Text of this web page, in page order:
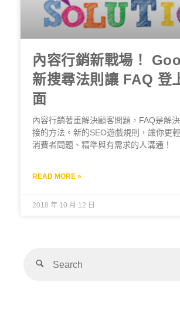
內容行銷新戰場！
新搜尋法則讓 FAQ 登
面
內容行銷著重解決顧客問題，FAQ是解
接的方法。新的SEO遊戲規則，讓你更
消費者問題、精準與有需求的人溝通！
READ MORE »
2018 年 10 月 12 日